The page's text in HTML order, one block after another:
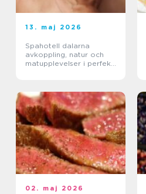
13. maj 2026
Spahotell dalarna
avkoppling, natur och
matupplevelser i perfekt
02. maj 2026